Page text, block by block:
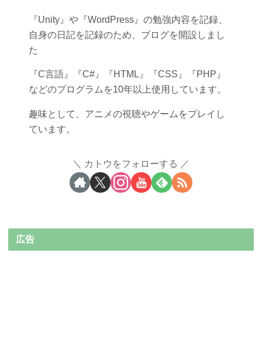
『Unity』や『WordPress』の勉強内容を記録、
自身の日記を記録のため、ブログを開設しまし
た
『C言語』『C#』『HTML』『CSS』『PHP』
などのプログラムを10年以上使用しています。
趣味として、アニメの視聴やゲームをプレイし
ています。
カトウをフォローする
広告